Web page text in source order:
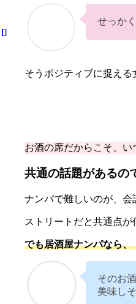
せっか
そうポジティブに捉える
お酒の席だからこそ、い
共通の話題があるの
ナンパで難しいのが、会
ストリートだと共通点が
でも居酒屋ナンパなら
そのお
美味し